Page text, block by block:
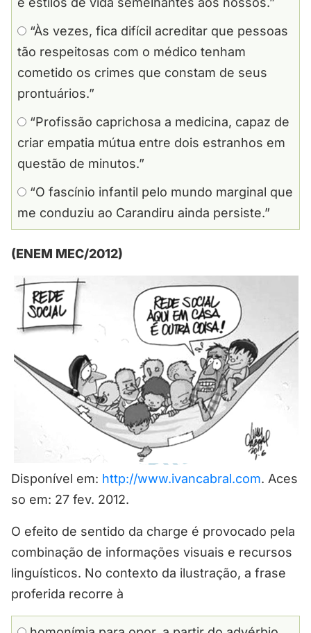
“Às vezes, fica difícil acreditar que pessoas
tão respeitosas com o médico tenham
cometido os crimes que constam de seus
prontuários.”
“Profissão caprichosa a medicina, capaz de
criar empatia mútua entre dois estranhos em
questão de minutos.”
“O fascínio infantil pelo mundo marginal que
me conduziu ao Carandiru ainda persiste.”
(ENEM MEC/2012)
Disponível em: http://www.ivancabral.com. Aces
so em: 27 fev. 2012.
O efeito de sentido da charge é provocado pela
combinação de informações visuais e recursos
linguísticos. No contexto da ilustração, a frase
proferida recorre à